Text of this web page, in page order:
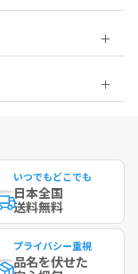
いつでもどこでも
日本全国
送料無料
プライバシー重視
品名を伏せた